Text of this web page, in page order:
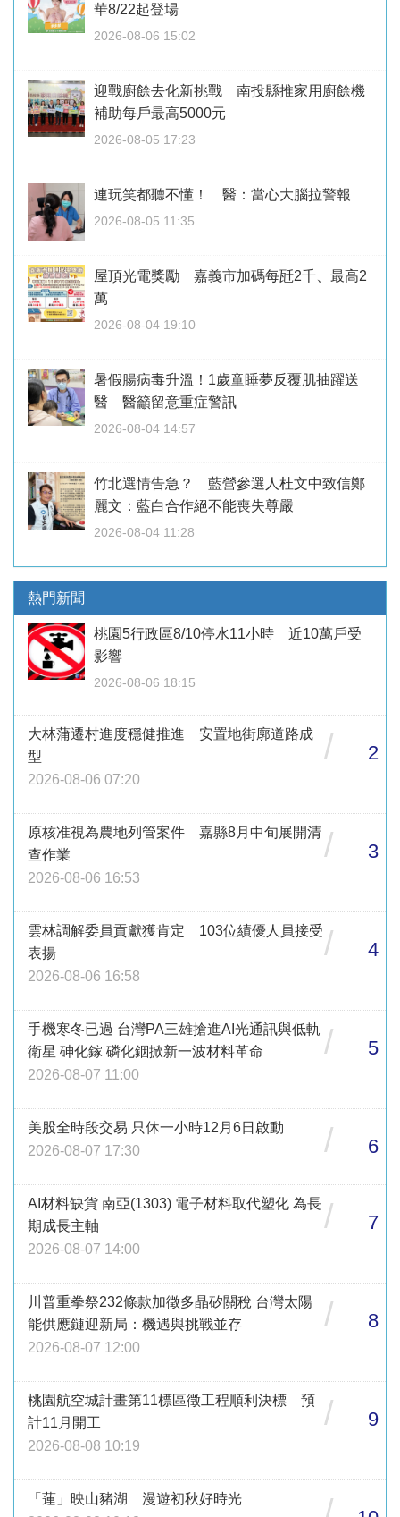
華8/22起登場
2026-08-06 15:02
迎戰廚餘去化新挑戰 南投縣推家用廚餘機
補助每戶最高5000元
2026-08-05 17:23
連玩笑都聽不懂！ 醫：當心大腦拉警報
2026-08-05 11:35
屋頂光電獎勵 嘉義市加碼每瓩2千、最高2
萬
2026-08-04 19:10
暑假腸病毒升溫！1歲童睡夢反覆肌抽躍送
醫 醫籲留意重症警訊
2026-08-04 14:57
竹北選情告急？ 藍營參選人杜文中致信鄭
麗文：藍白合作絕不能喪失尊嚴
2026-08-04 11:28
熱門新聞
桃園5行政區8/10停水11小時 近10萬戶受
影響
2026-08-06 18:15
大林蒲遷村進度穩健推進 安置地街廓道路成
型
2026-08-06 07:20
/ 2
原核准視為農地列管案件 嘉縣8月中旬展開清
查作業
2026-08-06 16:53
/ 3
雲林調解委員貢獻獲肯定 103位績優人員接受
表揚
2026-08-06 16:58
/ 4
手機寒冬已過 台灣PA三雄搶進AI光通訊與低軌
衛星 砷化鎵 磷化銦掀新一波材料革命
2026-08-07 11:00
/ 5
美股全時段交易 只休一小時12月6日啟動
2026-08-07 17:30
/ 6
AI材料缺貨 南亞(1303) 電子材料取代塑化 為長
期成長主軸
2026-08-07 14:00
/ 7
川普重拳祭232條款加徵多晶矽關稅 台灣太陽
能供應鏈迎新局：機遇與挑戰並存
2026-08-07 12:00
/ 8
桃園航空城計畫第11標區徵工程順利決標 預
計11月開工
2026-08-08 10:19
/ 9
「蓮」映山豬湖 漫遊初秋好時光